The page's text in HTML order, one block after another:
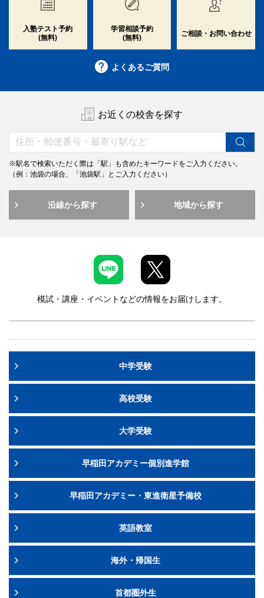
入塾テスト予約
(無料)
学習相談予約
(無料)
ご相談・お問い合わせ
よくあるご質問
お近くの校舎を探す
※駅名で検索いただく際は「駅」も含めたキーワードをご入力ください。
（例：池袋の場合、「池袋駅」とご入力ください）
沿線から探す 地域から探す
模試・講座・イベントなどの情報をお届けします。
中学受験
高校受験
大学受験
早稲田アカデミー個別進学館
早稲田アカデミー・東進衛星予備校
英語教室
海外・帰国生
首都圏外生